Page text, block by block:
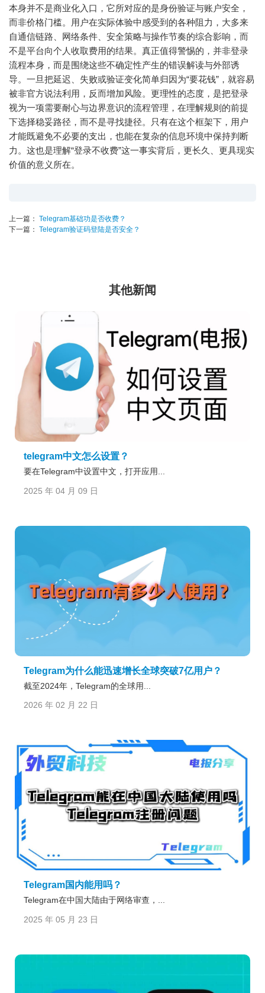
本身并不是商业化入口，它所对应的是身份验证与账户安全，
而非价格门槛。用户在实际体验中感受到的各种阻力，大多来
自通信链路、网络条件、安全策略与操作节奏的综合影响，而
不是平台向个人收取费用的结果。真正值得警惕的，并非登录
流程本身，而是围绕这些不确定性产生的错误解读与外部诱
导。一旦把延迟、失败或验证变化简单归因为“要花钱”，就容易
被非官方说法利用，反而增加风险。更理性的态度，是把登录
视为一项需要耐心与边界意识的流程管理，在理解规则的前提
下选择稳妥路径，而不是寻找捷径。只有在这个框架下，用户
才能既避免不必要的支出，也能在复杂的信息环境中保持判断
力。这也是理解“登录不收费”这一事实背后，更长久、更具现实
价值的意义所在。
上一篇： Telegram基础功是否收费？
下一篇： Telegram验证码登陆是否安全？
其他新闻
telegram中文怎么设置？
要在Telegram中设置中文，打开应用...
2025 年 04 月 09 日
Telegram为什么能迅速增长全球突破7亿用户？
截至2024年，Telegram的全球用...
2026 年 02 月 22 日
Telegram国内能用吗？
Telegram在中国大陆由于网络审查，...
2025 年 05 月 23 日